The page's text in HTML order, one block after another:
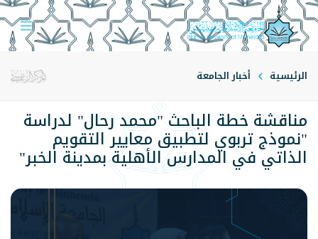
الرئيسية أخبار الجامعة
مناقشة خطة الباحث "محمد رحال" لدراسة
"نموذج تربوي لتطبيق معايير التقويم
الذاتي في المدارس الأهلية بمدينة الخبر"